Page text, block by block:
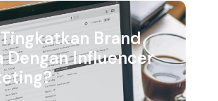
Brand
Dengan Influencer